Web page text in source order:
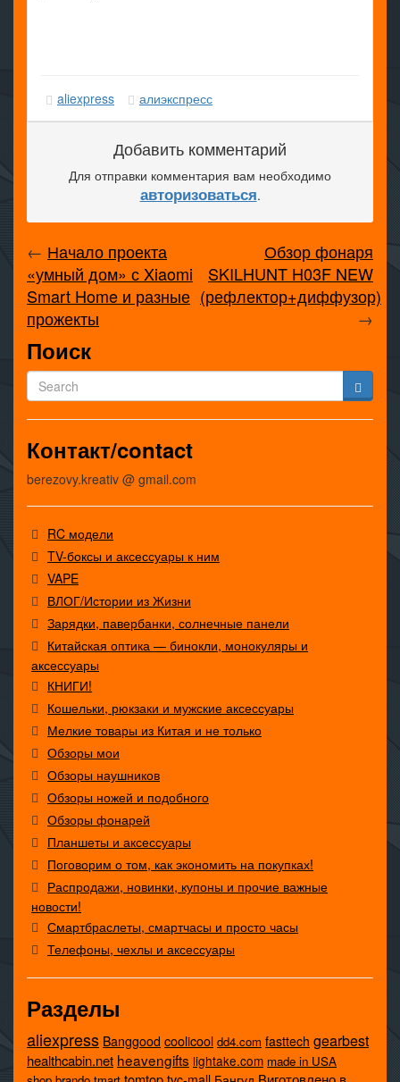
aliexpress алиэкспресс
Добавить комментарий
Для отправки комментария вам необходимо
авторизоваться.
← Начало проекта
«умный дом» с Xiaomi
Smart Home и разные
прожекты
Обзор фонаря
SKILHUNT H03F NEW
(рефлектор+диффузор)
→
Поиск
Контакт/contact
berezovy.kreativ @ gmail.com
RC модели
TV-боксы и аксессуары к ним
VAPE
ВЛОГ/Истории из Жизни
Зарядки, павербанки, солнечные панели
Китайская оптика — бинокли, монокуляры и
аксессуары
КНИГИ!
Кошельки, рюкзаки и мужские аксессуары
Мелкие товары из Китая и не только
Обзоры мои
Обзоры наушников
Обзоры ножей и подобного
Обзоры фонарей
Планшеты и аксессуары
Поговорим о том, как экономить на покупках!
Распродажи, новинки, купоны и прочие важные
новости!
Смартбраслеты, смартчасы и просто часы
Телефоны, чехлы и аксессуары
Разделы
aliexpress Banggood coolicool dd4.com fasttech gearbest
healthcabin.net heavengifts lightake.com made in USA